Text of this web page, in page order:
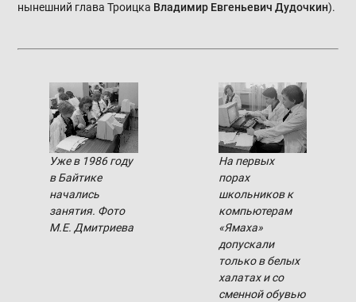
нынешний глава Троицка Владимир Евгеньевич Дудочкин).
Уже в 1986 году
в Байтике
начались
занятия. Фото
М.Е. Дмитриева
На первых
порах
школьников к
компьютерам
«Ямаха»
допускали
только в белых
халатах и со
сменной обувью